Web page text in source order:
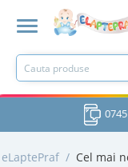
eLaptePraf / Cel mai